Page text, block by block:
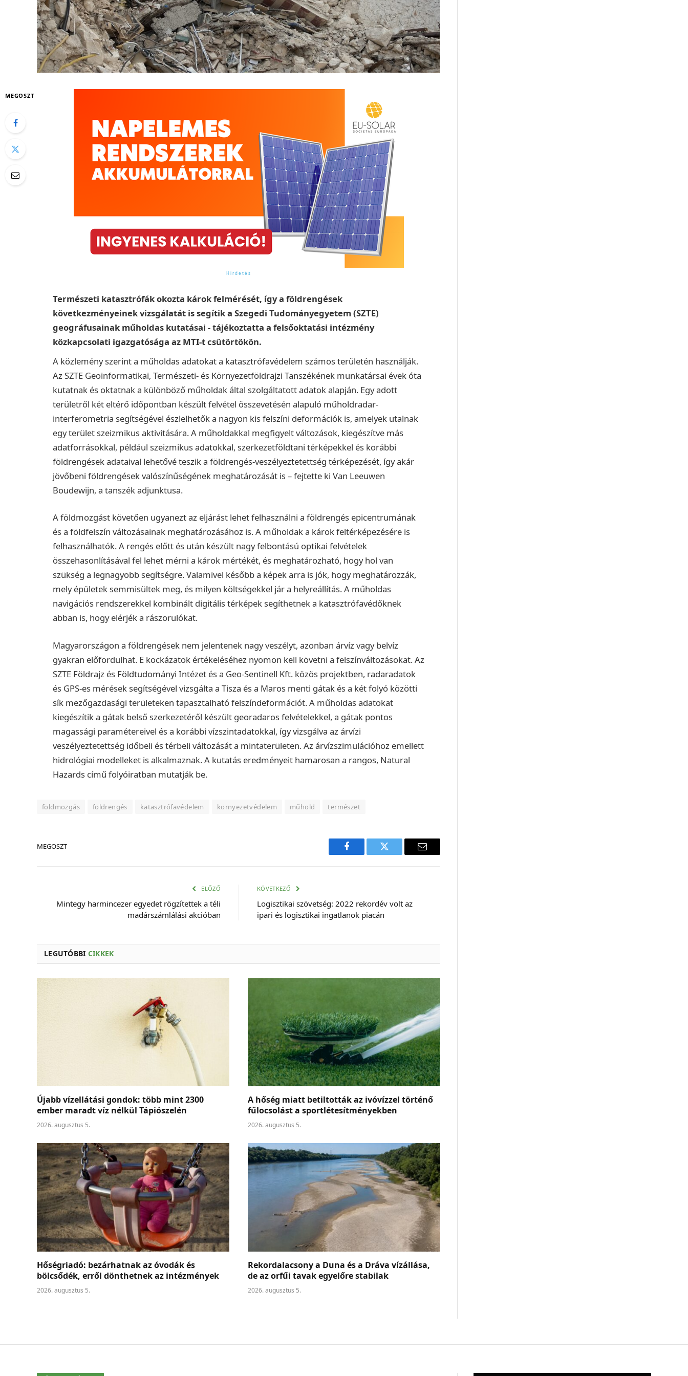
MEGOSZT
Természeti katasztrófák okozta károk felmérését, így a földrengések
következményeinek vizsgálatát is segítik a Szegedi Tudományegyetem (SZTE)
geográfusainak műholdas kutatásai - tájékoztatta a felsőoktatási intézmény
közkapcsolati igazgatósága az MTI-t csütörtökön.
A közlemény szerint a műholdas adatokat a katasztrófavédelem számos területén használják.
Az SZTE Geoinformatikai, Természeti- és Környezetföldrajzi Tanszékének munkatársai évek óta
kutatnak és oktatnak a különböző műholdak által szolgáltatott adatok alapján. Egy adott
területről két eltérő időpontban készült felvétel összevetésén alapuló műholdradar-
interferometria segítségével észlelhetők a nagyon kis felszíni deformációk is, amelyek utalnak
egy terület szeizmikus aktivitására. A műholdakkal megfigyelt változások, kiegészítve más
adatforrásokkal, például szeizmikus adatokkal, szerkezetföldtani térképekkel és korábbi
földrengések adataival lehetővé teszik a földrengés-veszélyeztetettség térképezését, így akár
jövőbeni földrengések valószínűségének meghatározását is – fejtette ki Van Leeuwen
Boudewijn, a tanszék adjunktusa.
A földmozgást követően ugyanezt az eljárást lehet felhasználni a földrengés epicentrumának
és a földfelszín változásainak meghatározásához is. A műholdak a károk feltérképezésére is
felhasználhatók. A rengés előtt és után készült nagy felbontású optikai felvételek
összehasonlításával fel lehet mérni a károk mértékét, és meghatározható, hogy hol van
szükség a legnagyobb segítségre. Valamivel később a képek arra is jók, hogy meghatározzák,
mely épületek semmisültek meg, és milyen költségekkel jár a helyreállítás. A műholdas
navigációs rendszerekkel kombinált digitális térképek segíthetnek a katasztrófavédőknek
abban is, hogy elérjék a rászorulókat.
Magyarországon a földrengések nem jelentenek nagy veszélyt, azonban árvíz vagy belvíz
gyakran előfordulhat. E kockázatok értékeléséhez nyomon kell követni a felszínváltozásokat. Az
SZTE Földrajz és Földtudományi Intézet és a Geo-Sentinell Kft. közös projektben, radaradatok
és GPS-es mérések segítségével vizsgálta a Tisza és a Maros menti gátak és a két folyó közötti
sík mezőgazdasági területeken tapasztalható felszíndeformációt. A műholdas adatokat
kiegészítik a gátak belső szerkezetéről készült georadaros felvételekkel, a gátak pontos
magassági paramétereivel és a korábbi vízszintadatokkal, így vizsgálva az árvízi
veszélyeztetettség időbeli és térbeli változását a mintaterületen. Az árvízszimulációhoz emellett
hidrológiai modelleket is alkalmaznak. A kutatás eredményeit hamarosan a rangos, Natural
Hazards című folyóiratban mutatják be.
földmozgás földrengés katasztrófavédelem környezetvédelem műhold természet
MEGOSZT
Facebook Twitter
E-
ELŐZŐ
Mintegy harmincezer egyedet rögzítettek a téli
madárszámlálási akcióban
KÖVETKEZŐ
Logisztikai szövetség: 2022 rekordév volt az
ipari és logisztikai ingatlanok piacán
LEGUTÓBBI CIKKEK
Újabb vízellátási gondok: több mint 2300
ember maradt víz nélkül Tápiószelén
2026. augusztus 5.
A hőség miatt betiltották az ivóvízzel történő
fűlocsolást a sportlétesítményekben
2026. augusztus 5.
Hőségriadó: bezárhatnak az óvodák és
bölcsődék, erről dönthetnek az intézmények
2026. augusztus 5.
Rekordalacsony a Duna és a Dráva vízállása,
de az orfűi tavak egyelőre stabilak
2026. augusztus 5.